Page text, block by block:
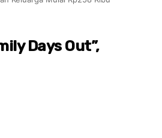
Days Out”,